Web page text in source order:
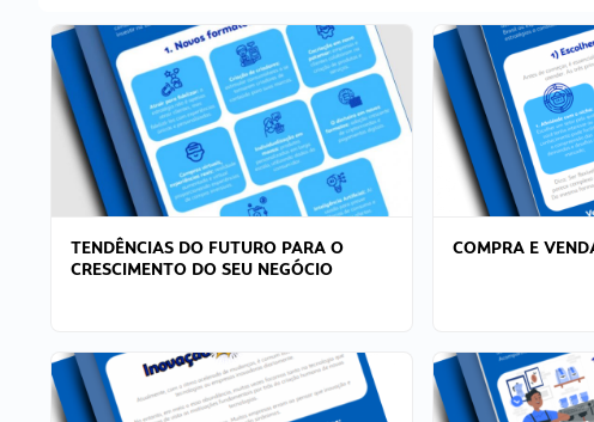
TENDÊNCIAS DO FUTURO PARA O
CRESCIMENTO DO SEU NEGÓCIO
COMPRA E